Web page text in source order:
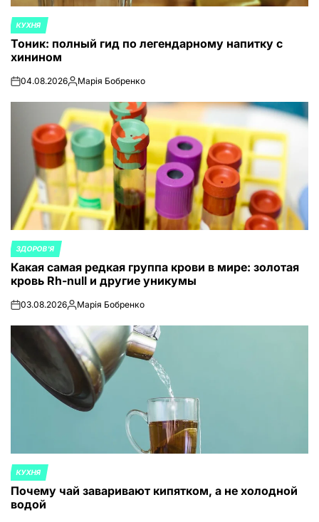
ОПУБЛИКОВАНО
В
КУХНЯ
Тоник: полный гид по легендарному напитку с
хинином
on04.08.2026Запись
Марія Бобренко
ОПУБЛИКОВАНО
В
ЗДОРОВ'Я
Какая самая редкая группа крови в мире: золотая
кровь Rh-null и другие уникумы
on03.08.2026Запись
Марія Бобренко
ОПУБЛИКОВАНО
В
КУХНЯ
Почему чай заваривают кипятком, а не холодной
водой